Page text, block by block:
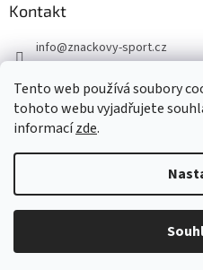
Tento web používá soubory
tohoto webu vyjadřujete
informacízde.
DOVOLENÁ - objednávky přijaté nyní
Kontakt
info@znackovy-sport.cz
Značkový